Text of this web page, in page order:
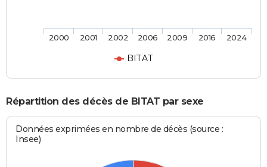
BITAT
2000 2001 2002 2006 2009 2016 2024
Répartition des décès de BITAT par sexe
Données exprimées en nombre de décès (source :
Insee)